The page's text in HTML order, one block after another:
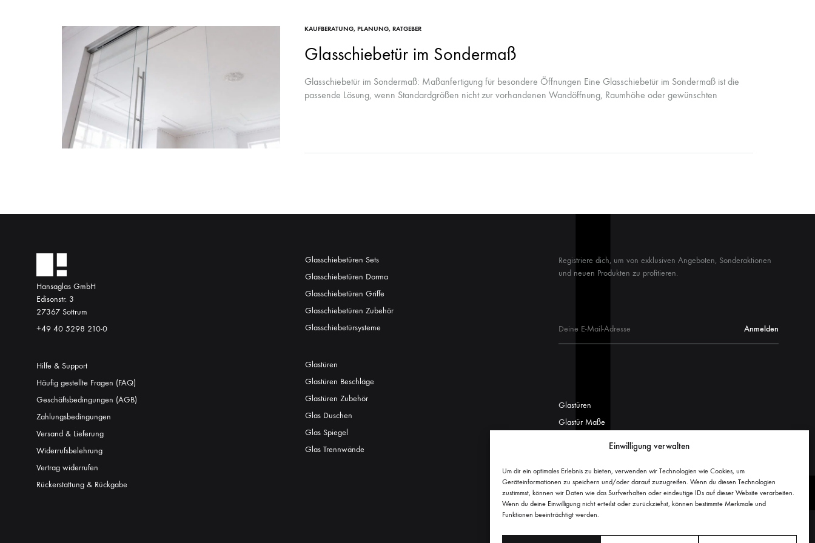
Einwilligung verwalten
Um dir ein optimales Erlebnis zu bieten, verwenden wir Technologien wie Cookies, um
Geräteinformationen zu speichern und/oder darauf zuzugreifen. Wenn du diesen Technologien
zustimmst, können wir Daten wie das Surfverhalten oder eindeutige IDs auf dieser Website verarbeiten.
Wenn du deine Einwilligung nicht erteilst oder zurückziehst, können bestimmte Merkmale und
Funktionen beeinträchtigt werden.
KAUFBERATUNG, PLANUNG, RATGEBER
Glasschiebetür im Sondermaß
Glasschiebetür im Sondermaß: Maßanfertigung für besondere Öffnungen Eine Glasschiebetür im Sondermaß ist die
passende Lösung, wenn Standardgrößen nicht zur vorhandenen Wandöffnung, Raumhöhe oder gewünschten
Hansaglas GmbH
Edisonstr. 3
27367 Sottrum
+49 40 5298 210-0
Hilfe & Support
Häufig gestellte Fragen (FAQ)
Geschäftsbedingungen (AGB)
Zahlungsbedingungen
Versand & Lieferung
Widerrufsbelehrung
Vertrag widerrufen
Rückerstattung & Rückgabe
Glasschiebetüren Sets
Glasschiebetüren Dorma
Glasschiebetüren Griffe
Glasschiebetüren Zubehör
Glasschiebetürsysteme
Glastüren
Glastüren Beschläge
Glastüren Zubehör
Glas Duschen
Glas Spiegel
Glas Trennwände
Registriere dich, um von exklusiven Angeboten, Sonderaktionen
und neuen Produkten zu profitieren.
Glastüren
Glastür Maße
Welche Glasschiebetür passt?
Glasschiebetür Sondermaß